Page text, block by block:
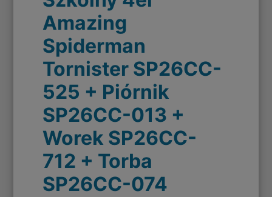
Amazing
Spiderman
Tornister SP26CC-
525 + Piórnik
SP26CC-013 +
Worek SP26CC-
712 + Torba
SP26CC-074